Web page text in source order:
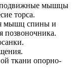
мышцы
торса.
мышц спины и
позвоночника.
ткани опорно-